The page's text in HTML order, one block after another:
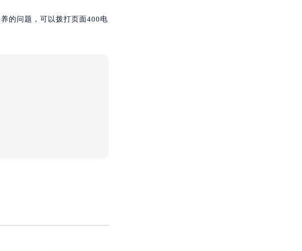
的问题，可以拨打页面400电